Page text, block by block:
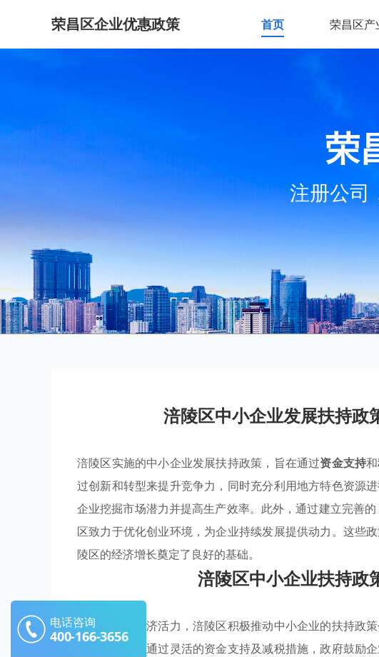
荣昌区企业优惠政策 首页 荣昌区产
荣
注册公司
涪陵区中小企业发展扶持政
涪陵区实施的中小企业发展扶持政策，旨在通过资金支持和
过创新和转型来提升竞争力，同时充分利用地方特色资源
企业挖掘市场潜力并提高生产效率。此外，通过建立完善的
区致力于优化创业环境，为企业持续发展提供动力。这些
陵区的经济增长奠定了良好的基础。
涪陵区中小企业扶持政
为提升地方经济活力，涪陵区积极推动中小企业的扶持政
特点相结合。通过灵活的资金支持及减税措施，政府鼓励
电话咨询
400-166-3656